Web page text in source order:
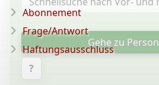
Gehe zu Person
?
Abonnement
Frage/Antwort
Haftungsausschluss